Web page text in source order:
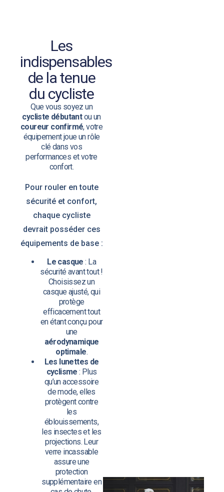
Les
indispensables
de la tenue
du cycliste
Que vous soyez un
cycliste débutantou un
coureur confirmé, votre
équipement joue un rôle
clé dans vos
performances et votre
confort.
Pour rouler en toute
sécurité et confort,
chaque cycliste
devrait posséder ces
équipements de base :
Le casque : La
sécurité avant tout !
Choisissez un
casque ajusté, qui
protège
efficacement tout
en étant conçu pour
une
aérodynamique
optimale.
Les lunettes de
cyclisme : Plus
qu’un accessoire
de mode, elles
protègent contre
les
éblouissements,
les insectes et les
projections. Leur
verre incassable
assure une
protection
supplémentaire en